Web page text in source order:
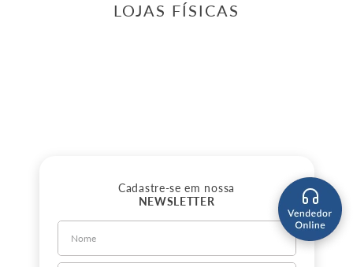
LOJAS FÍSICAS
Cadastre-se em nossa
NEWSLETTER